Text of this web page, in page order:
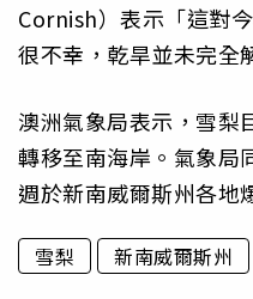
Cornish）表示「這對
很不幸，乾旱並未完全
澳洲氣象局表示，雪梨
轉移至南海岸。氣象局
週於新南威爾斯州各地
雪梨 新南威爾斯州